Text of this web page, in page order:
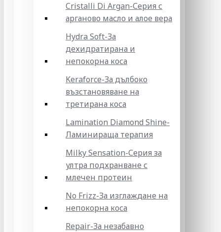
Cristalli Di Argan-Серия с
арганово масло и алое вера
Hydra Soft-За
дехидратирана и
непокорна коса
Keraforce-За дълбоко
възстановяване на
третирана коса
Lamination Diamond Shine-
Ламинираща терапия
Milky Sensation-Серия за
ултра подхранване с
млечен протеин
No Frizz-За изглаждане на
непокорна коса
Repair-За незабавно